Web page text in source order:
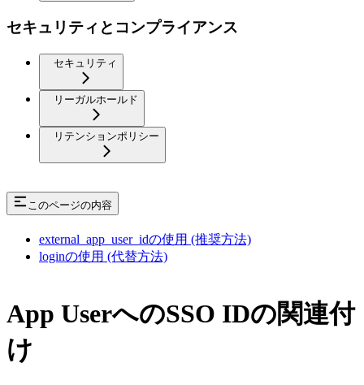
セキュリティとコンプライアンス
セキュリティ
リーガルホールド
リテンションポリシー
このページの内容
external_app_user_idの使用 (推奨方法)
loginの使用 (代替方法)
App UserへのSSO IDの関連付
け